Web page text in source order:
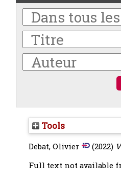
Tools
Debat, Olivier (2022)
Full text not available